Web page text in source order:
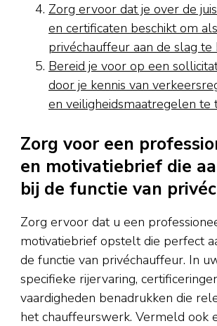
Zorg ervoor dat je over de
en certificaten beschikt om als
privéchauffeur aan de slag te
Bereid je voor op een
door je kennis van
en veiligheidsmaatregelen te
Zorg voor een
en motivatiebrief die
bij de functie van
Zorg ervoor dat u een
motivatiebrief opstelt die perfect
de functie van privéchauffeur. In
specifieke rijervaring,
vaardigheden benadrukken die
het chauffeurswerk. Vermeld ook